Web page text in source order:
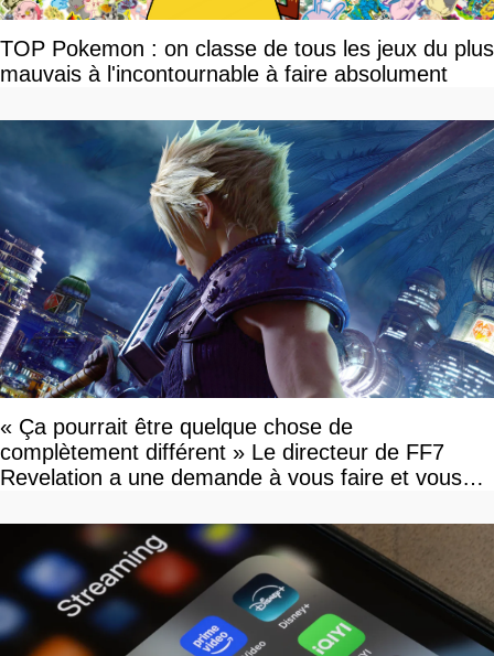
TOP Pokemon : on classe de tous les jeux du plus
mauvais à l'incontournable à faire absolument
« Ça pourrait être quelque chose de
complètement différent » Le directeur de FF7
Revelation a une demande à vous faire et vous